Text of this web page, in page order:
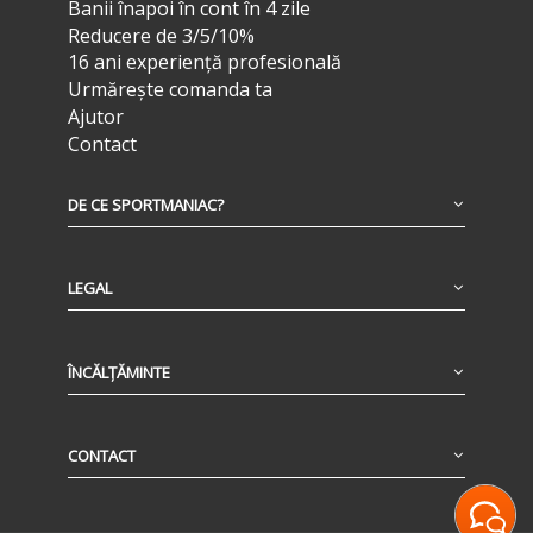
Banii înapoi în cont în 4 zile
Reducere de 3/5/10%
16 ani experiență profesională
Urmărește comanda ta
Ajutor
Contact
DE CE SPORTMANIAC?
LEGAL
ÎNCĂLȚĂMINTE
CONTACT